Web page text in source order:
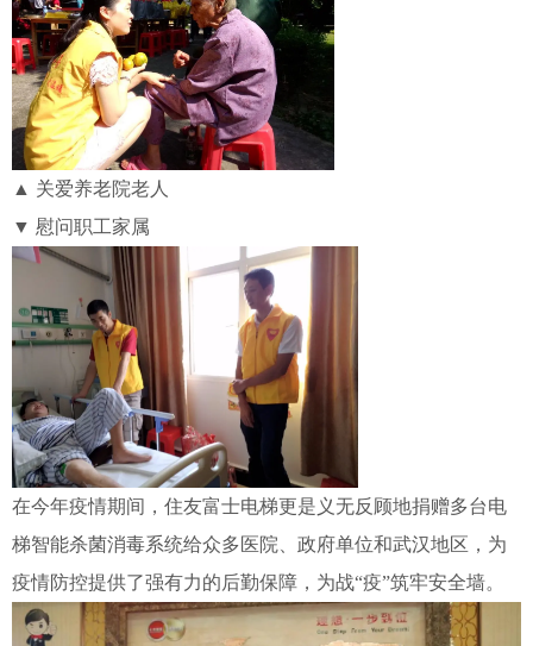
▲ 关爱养老院老人
▼ 慰问职工家属
在今年疫情期间，住友富士电梯更是义无反顾地捐赠多台电
梯智能杀菌消毒系统给众多医院、政府单位和武汉地区，为
疫情防控提供了强有力的后勤保障，为战“疫”筑牢安全墙。